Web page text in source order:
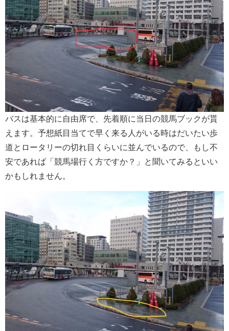
バスは基本的に自由席で、先着順に当日の競馬ブックが貰
えます。予想紙目当てで早く来る人がいる時はだいたい歩
道とロータリーの切れ目くらいに並んでいるので、もし不
安であれば「競馬場行く方ですか？」と聞いてみるといい
かもしれません。